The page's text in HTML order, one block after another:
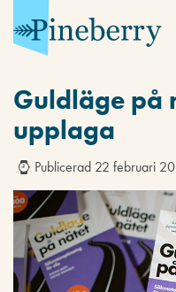
Guldläge på
upplaga
Publicerad 22 februari